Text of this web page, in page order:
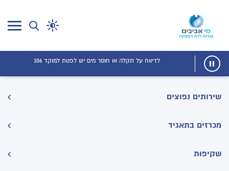
לדיווח על תקלה או חוסר מים יש לפנות למוקד 106 Archives
שירותים נפוצים
מכרזים בתאגיד
שקיפות